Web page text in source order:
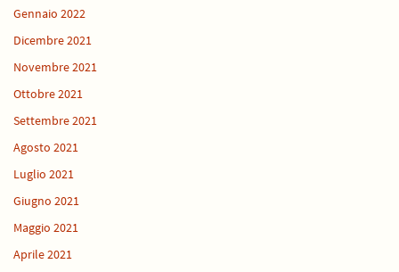
Gennaio 2022
Dicembre 2021
Novembre 2021
Ottobre 2021
Settembre 2021
Agosto 2021
Luglio 2021
Giugno 2021
Maggio 2021
Aprile 2021